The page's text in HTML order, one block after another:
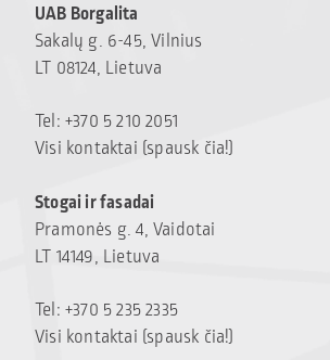
UAB Borgalita
Sakalų g. 6-45, Vilnius
LT 08124, Lietuva
Tel: +370 5 210 2051
Visi kontaktai (spausk čia!)
Stogai ir fasadai
Pramonės g. 4, Vaidotai
LT 14149, Lietuva
Tel: +370 5 235 2335
Visi kontaktai (spausk čia!)